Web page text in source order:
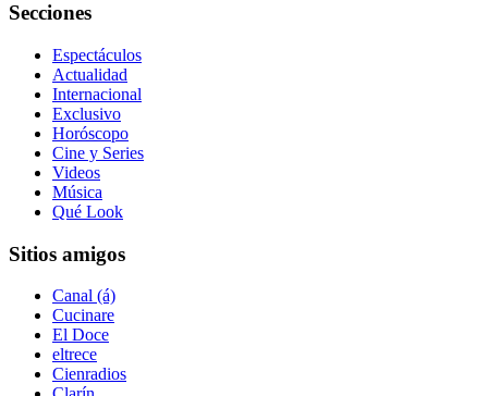
Secciones
Espectáculos
Actualidad
Internacional
Exclusivo
Horóscopo
Cine y Series
Videos
Música
Qué Look
Sitios amigos
Canal (á)
Cucinare
El Doce
eltrece
Cienradios